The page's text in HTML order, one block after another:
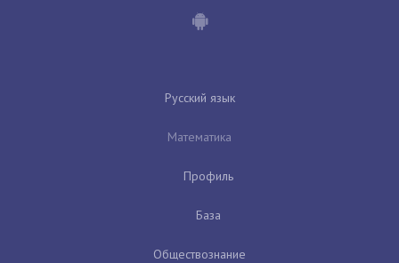
Русский язык
Математика
Профиль
База
Обществознание